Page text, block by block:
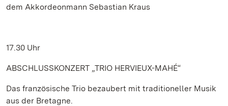
dem Akkordeonmann Sebastian Kraus
17.30 Uhr
ABSCHLUSSKONZERT „TRIO HERVIEUX-MAHÉ“
Das französische Trio bezaubert mit traditioneller Musik
aus der Bretagne.